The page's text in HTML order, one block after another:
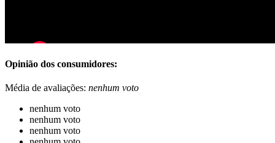
Opinião dos consumidores:
Média de avaliações: nenhum voto
nenhum voto
nenhum voto
nenhum voto